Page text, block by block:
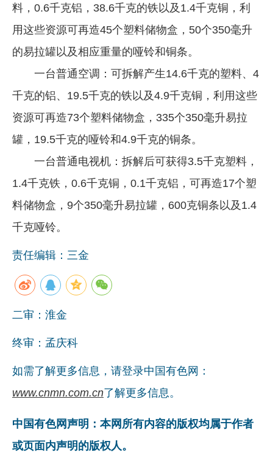
料，0.6千克铝，38.6千克的铁以及1.4千克铜，利
用这些资源可再造45个塑料储物盒，50个350毫升
的易拉罐以及相应重量的哑铃和铜条。
一台普通空调：可拆解产生14.6千克的塑料、4
千克的铝、19.5千克的铁以及4.9千克铜，利用这些
资源可再造73个塑料储物盒，335个350毫升易拉
罐，19.5千克的哑铃和4.9千克的铜条。
一台普通电视机：拆解后可获得3.5千克塑料，
1.4千克铁，0.6千克铜，0.1千克铝，可再造17个塑
料储物盒，9个350毫升易拉罐，600克铜条以及1.4
千克哑铃。
责任编辑：三金
二审：淮金
终审：孟庆科
如需了解更多信息，请登录中国有色网：
www.cnmn.com.cn了解更多信息。
中国有色网声明：本网所有内容的版权均属于作者
或页面内声明的版权人。